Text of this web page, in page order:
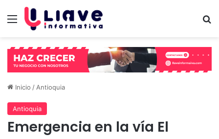
Menú
Inicio / Antioquia
Antioquia
Emergencia en la vía El